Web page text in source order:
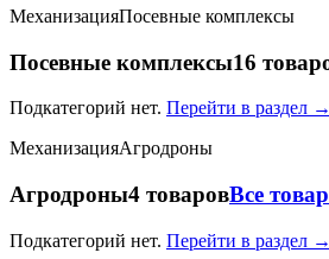
МеханизацияПосевные комплексы
Посевные комплексы16
Подкатегорий нет. Перейти в раздел →
МеханизацияАгродроны
Агродроны4 товаровВсе
Подкатегорий нет. Перейти в раздел →